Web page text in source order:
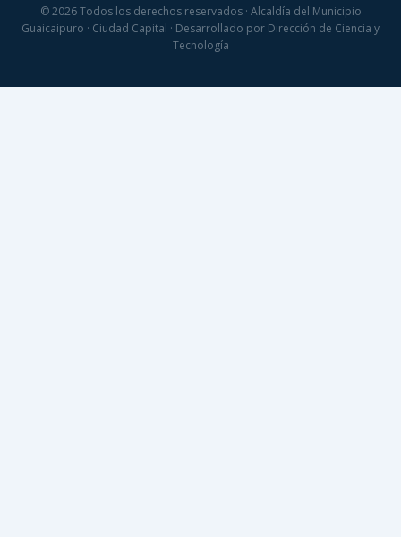
© 2026 Todos los derechos reservados · Alcaldía del Municipio
Guaicaipuro · Ciudad Capital · Desarrollado por Dirección de Ciencia y
Tecnología